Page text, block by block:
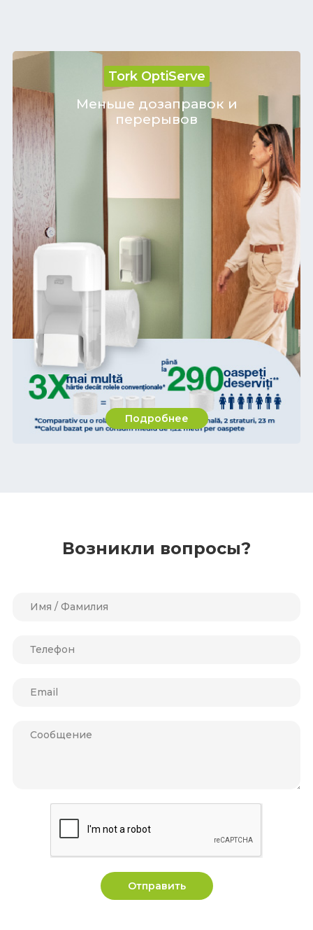
Tork OptiServe
Меньше дозаправок и
перерывов
Подробнее
Возникли вопросы?
Отправить